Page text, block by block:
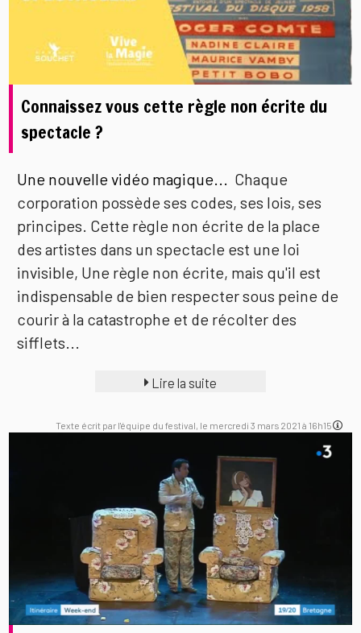
Connaissez vous cette règle non écrite du
spectacle ?
Une nouvelle vidéo magique... Chaque
corporation possède ses codes, ses lois, ses
principes. Cette règle non écrite de la place
des artistes dans un spectacle est une loi
invisible, Une règle non écrite, mais qu'il est
indispensable de bien respecter sous peine de
courir à la catastrophe et de récolter des
sifflets...
Lire la suite
Texte écrit par l'équipe du festival, le mercredi 3 mars 2021 à 16h15